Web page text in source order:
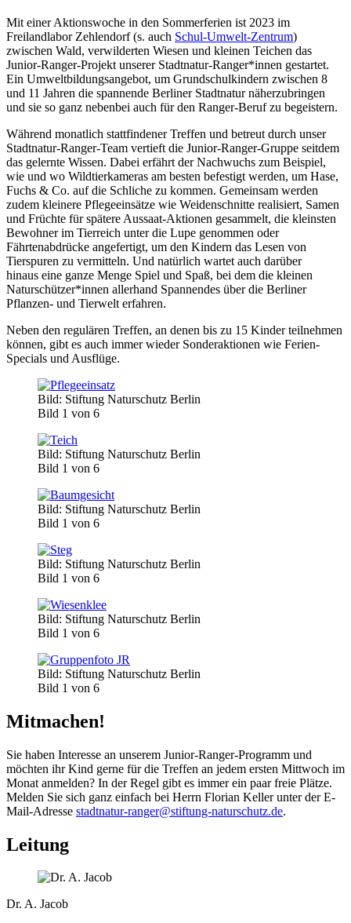
Mit einer Aktionswoche in den Sommerferien ist 2023 im
Freilandlabor Zehlendorf (s. auch Schul-Umwelt-Zentrum)
zwischen Wald, verwilderten Wiesen und kleinen Teichen das
Junior-Ranger-Projekt unserer Stadtnatur-Ranger*innen gestartet.
Ein Umweltbildungsangebot, um Grundschulkindern zwischen 8
und 11 Jahren die spannende Berliner Stadtnatur näherzubringen
und sie so ganz nebenbei auch für den Ranger-Beruf zu begeistern.
Während monatlich stattfindener Treffen und betreut durch unser
Stadtnatur-Ranger-Team vertieft die Junior-Ranger-Gruppe seitdem
das gelernte Wissen. Dabei erfährt der Nachwuchs zum Beispiel,
wie und wo Wildtierkameras am besten befestigt werden, um Hase,
Fuchs & Co. auf die Schliche zu kommen. Gemeinsam werden
zudem kleinere Pflegeeinsätze wie Weidenschnitte realisiert, Samen
und Früchte für spätere Aussaat-Aktionen gesammelt, die kleinsten
Bewohner im Tierreich unter die Lupe genommen oder
Fährtenabdrücke angefertigt, um den Kindern das Lesen von
Tierspuren zu vermitteln. Und natürlich wartet auch darüber
hinaus eine ganze Menge Spiel und Spaß, bei dem die kleinen
Naturschützer*innen allerhand Spannendes über die Berliner
Pflanzen- und Tierwelt erfahren.
Neben den regulären Treffen, an denen bis zu 15 Kinder teilnehmen
können, gibt es auch immer wieder Sonderaktionen wie Ferien-
Specials und Ausflüge.
Bild: Stiftung Naturschutz Berlin
Bild 1 von 6
Bild: Stiftung Naturschutz Berlin
Bild 1 von 6
Bild: Stiftung Naturschutz Berlin
Bild 1 von 6
Bild: Stiftung Naturschutz Berlin
Bild 1 von 6
Bild: Stiftung Naturschutz Berlin
Bild 1 von 6
Bild: Stiftung Naturschutz Berlin
Bild 1 von 6
Mitmachen!
Sie haben Interesse an unserem Junior-Ranger-Programm und
möchten ihr Kind gerne für die Treffen an jedem ersten Mittwoch im
Monat anmelden? In der Regel gibt es immer ein paar freie Plätze.
Melden Sie sich ganz einfach bei Herrn Florian Keller unter der E-
Mail-Adresse stadtnatur-ranger@stiftung-naturschutz.de.
Leitung
Dr. A. Jacob